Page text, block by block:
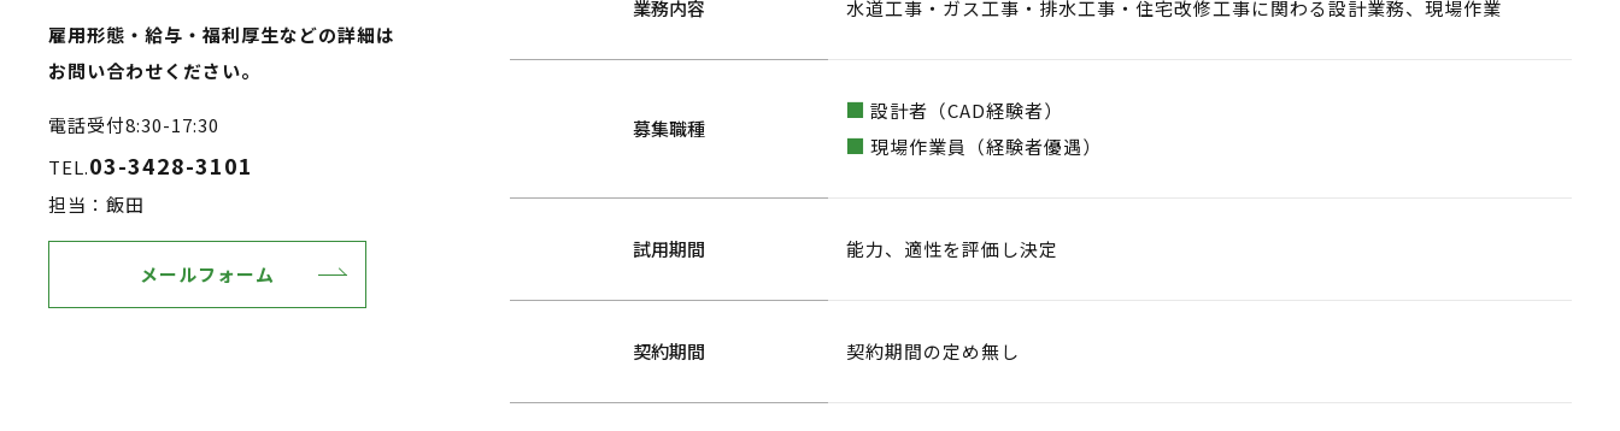
雇用形態・給与・福利厚生などの詳細は
お問い合わせください。
電話受付8:30-17:30
TEL.03-3428-3101
担当：飯田
メールフォーム
業務内容 水道工事・ガス工事・排水工事・住宅改修工事に関わる設計業務、現場作業
募集職種
設計者（CAD経験者）
現場作業員（経験者優遇）
試用期間 能力、適性を評価し決定
契約期間 契約期間の定め無し